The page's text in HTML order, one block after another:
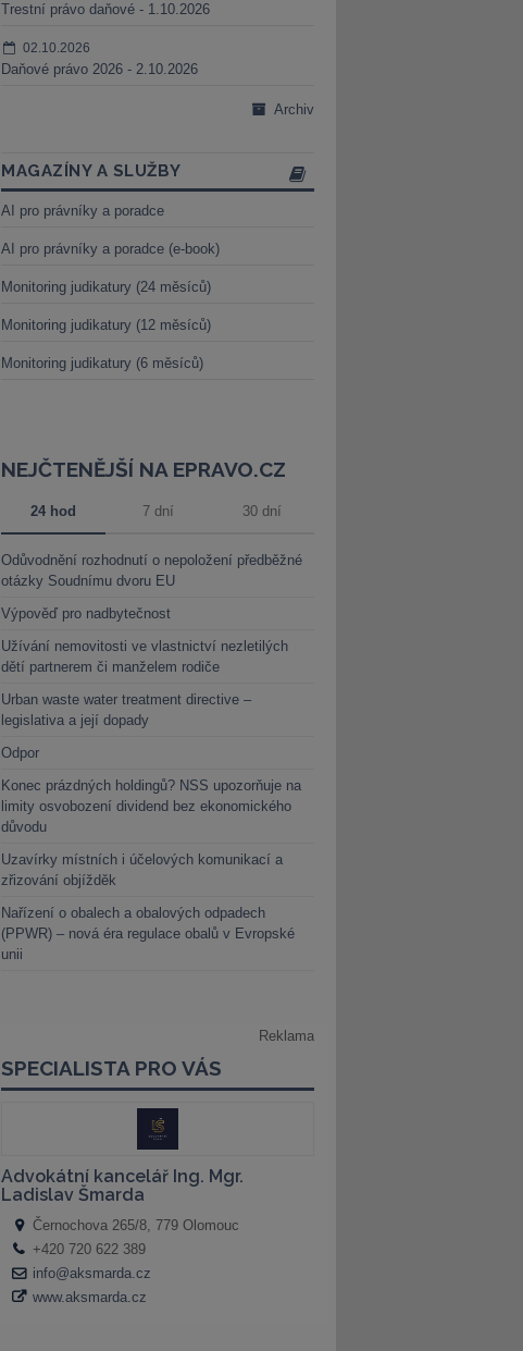
Trestní právo daňové - 1.10.2026
02.10.2026
Daňové právo 2026 - 2.10.2026
Archiv
MAGAZÍNY A SLUŽBY
AI pro právníky a poradce
AI pro právníky a poradce (e-book)
Monitoring judikatury (24 měsíců)
Monitoring judikatury (12 měsíců)
Monitoring judikatury (6 měsíců)
NEJČTENĚJŠÍ NA EPRAVO.CZ
24 hod 7 dní 30 dní
Odůvodnění rozhodnutí o nepoložení předběžné
otázky Soudnímu dvoru EU
Výpověď pro nadbytečnost
Užívání nemovitosti ve vlastnictví nezletilých
dětí partnerem či manželem rodiče
Urban waste water treatment directive –
legislativa a její dopady
Odpor
Konec prázdných holdingů? NSS upozorňuje na
limity osvobození dividend bez ekonomického
důvodu
Uzavírky místních i účelových komunikací a
zřizování objížděk
Nařízení o obalech a obalových odpadech
(PPWR) – nová éra regulace obalů v Evropské
unii